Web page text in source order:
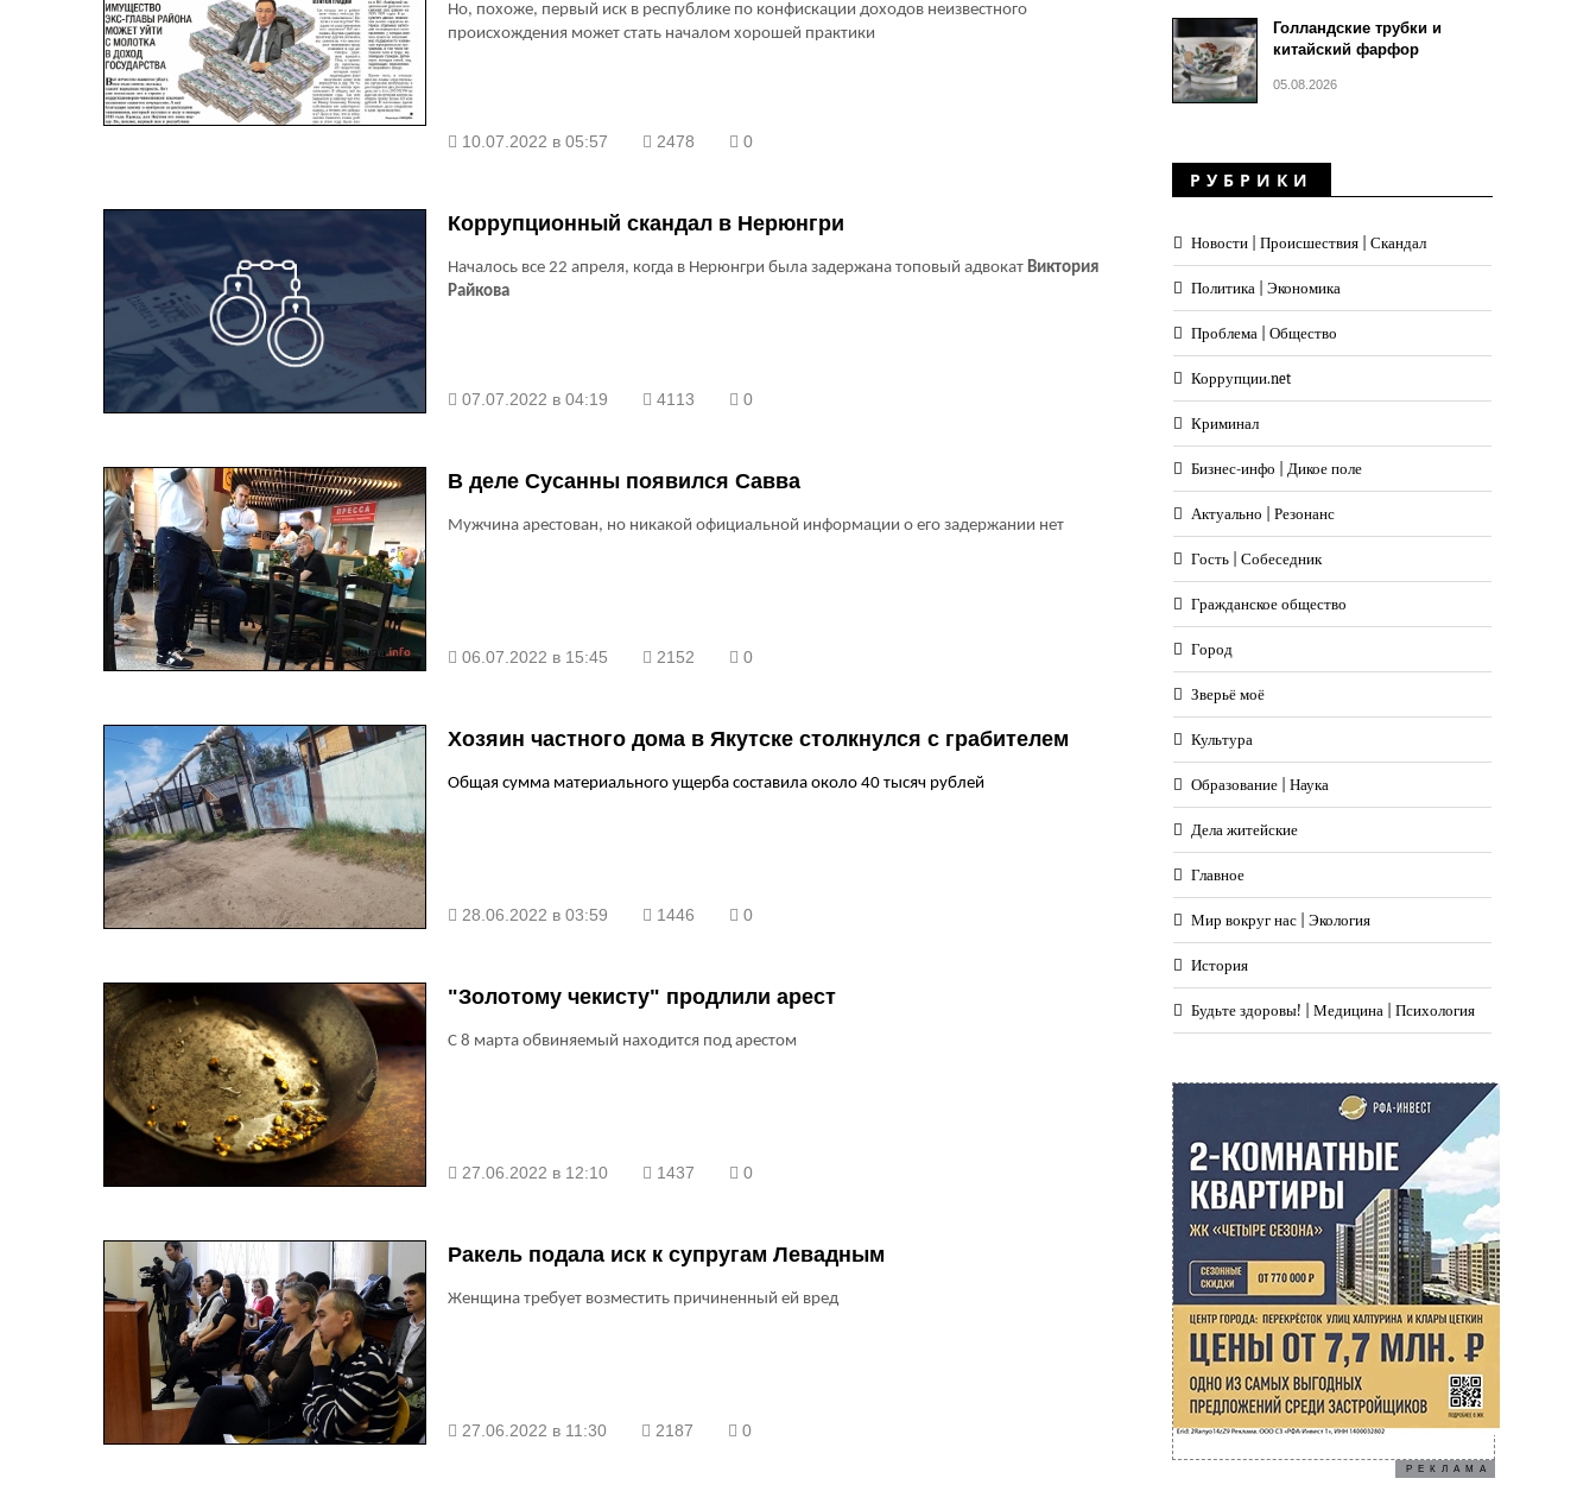
Но, похоже, первый иск в республике по конфискации доходов неизвестного
происхождения может стать началом хорошей практики
10.07.2022 в 05:57 2478 0
Коррупционный скандал в Нерюнгри
Началось все 22 апреля, когда в Нерюнгри была задержана топовый адвокат Виктория
Райкова
07.07.2022 в 04:19 4113 0
В деле Сусанны появился Савва
Мужчина арестован, но никакой официальной информации о его задержании нет
06.07.2022 в 15:45 2152 0
Хозяин частного дома в Якутске столкнулся с грабителем
Общая сумма материального ущерба составила около 40 тысяч рублей
28.06.2022 в 03:59 1446 0
"Золотому чекисту" продлили арест
С 8 марта обвиняемый находится под арестом
27.06.2022 в 12:10 1437 0
Ракель подала иск к супругам Левадным
Женщина требует возместить причиненный ей вред
27.06.2022 в 11:30 2187 0
Голландские трубки и
китайский фарфор
05.08.2026
РУБРИКИ
Новости | Происшествия | Скандал
Политика | Экономика
Проблема | Общество
Коррупции.net
Криминал
Бизнес-инфо | Дикое поле
Актуально | Резонанс
Гость | Собеседник
Гражданское общество
Город
Зверьё моё
Культура
Образование | Наука
Дела житейские
Главное
Мир вокруг нас | Экология
История
Будьте здоровы! | Медицина | Психология
РЕКЛАМА